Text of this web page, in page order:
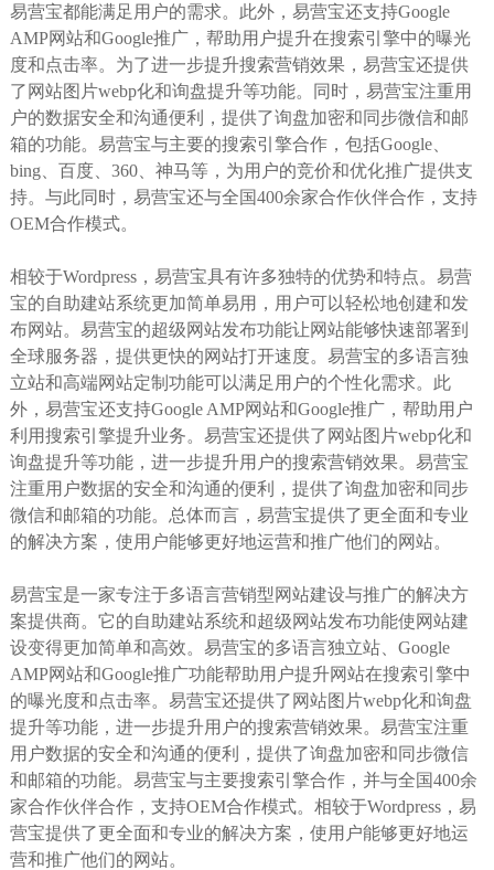
易营宝都能满足用户的需求。此外，易营宝还支持Google
AMP网站和Google推广，帮助用户提升在搜索引擎中的曝光
度和点击率。为了进一步提升搜索营销效果，易营宝还提供
了网站图片webp化和询盘提升等功能。同时，易营宝注重用
户的数据安全和沟通便利，提供了询盘加密和同步微信和邮
箱的功能。易营宝与主要的搜索引擎合作，包括Google、
bing、百度、360、神马等，为用户的竞价和优化推广提供支
持。与此同时，易营宝还与全国400余家合作伙伴合作，支持
OEM合作模式。
相较于Wordpress，易营宝具有许多独特的优势和特点。易营
宝的自助建站系统更加简单易用，用户可以轻松地创建和发
布网站。易营宝的超级网站发布功能让网站能够快速部署到
全球服务器，提供更快的网站打开速度。易营宝的多语言独
立站和高端网站定制功能可以满足用户的个性化需求。此
外，易营宝还支持Google AMP网站和Google推广，帮助用户
利用搜索引擎提升业务。易营宝还提供了网站图片webp化和
询盘提升等功能，进一步提升用户的搜索营销效果。易营宝
注重用户数据的安全和沟通的便利，提供了询盘加密和同步
微信和邮箱的功能。总体而言，易营宝提供了更全面和专业
的解决方案，使用户能够更好地运营和推广他们的网站。
易营宝是一家专注于多语言营销型网站建设与推广的解决方
案提供商。它的自助建站系统和超级网站发布功能使网站建
设变得更加简单和高效。易营宝的多语言独立站、Google
AMP网站和Google推广功能帮助用户提升网站在搜索引擎中
的曝光度和点击率。易营宝还提供了网站图片webp化和询盘
提升等功能，进一步提升用户的搜索营销效果。易营宝注重
用户数据的安全和沟通的便利，提供了询盘加密和同步微信
和邮箱的功能。易营宝与主要搜索引擎合作，并与全国400余
家合作伙伴合作，支持OEM合作模式。相较于Wordpress，易
营宝提供了更全面和专业的解决方案，使用户能够更好地运
营和推广他们的网站。